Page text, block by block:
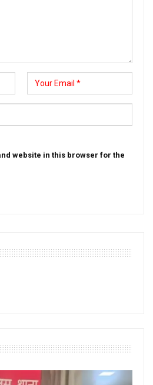
website in this browser for the